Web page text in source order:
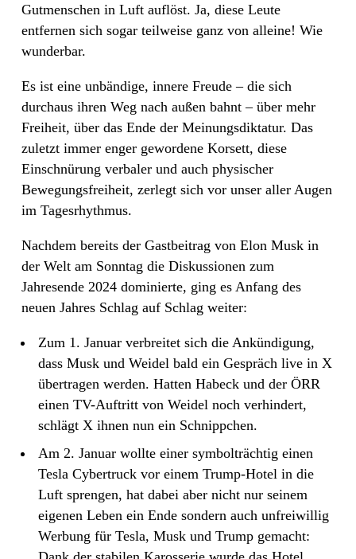
Gutmenschen in Luft auflöst. Ja, diese Leute
entfernen sich sogar teilweise ganz von alleine! Wie
wunderbar.
Es ist eine unbändige, innere Freude – die sich
durchaus ihren Weg nach außen bahnt – über mehr
Freiheit, über das Ende der Meinungsdiktatur. Das
zuletzt immer enger gewordene Korsett, diese
Einschnürung verbaler und auch physischer
Bewegungsfreiheit, zerlegt sich vor unser aller Augen
im Tagesrhythmus.
Nachdem bereits der Gastbeitrag von Elon Musk in
der Welt am Sonntag die Diskussionen zum
Jahresende 2024 dominierte, ging es Anfang des
neuen Jahres Schlag auf Schlag weiter:
Zum 1. Januar verbreitet sich die Ankündigung,
dass Musk und Weidel bald ein Gespräch live in X
übertragen werden. Hatten Habeck und der ÖRR
einen TV-Auftritt von Weidel noch verhindert,
schlägt X ihnen nun ein Schnippchen.
Am 2. Januar wollte einer symbolträchtig einen
Tesla Cybertruck vor einem Trump-Hotel in die
Luft sprengen, hat dabei aber nicht nur seinem
eigenen Leben ein Ende sondern auch unfreiwillig
Werbung für Tesla, Musk und Trump gemacht: